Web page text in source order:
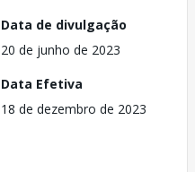
Data de divulgação
20 de junho de 2023
Data Efetiva
18 de dezembro de 2023